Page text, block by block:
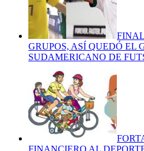
GRUPOS, ASÍ QUEDÓ EL
SUDAMERICANO DE
FINANCIERO AL